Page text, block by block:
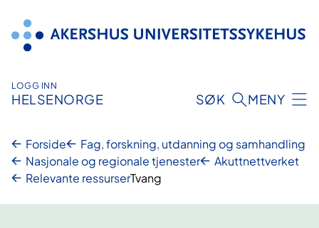
innhold
LOGG INN
HELSENORGE SØK MENY
Forside
Fag, forskning, utdanning og samhandling
Nasjonale og regionale tjenester
Akuttnettverket
Relevante ressurserTvang